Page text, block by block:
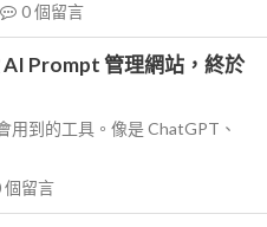
0個留言
AI Prompt 管理網站，終於
用到的工具。像是 ChatGPT、
個留言